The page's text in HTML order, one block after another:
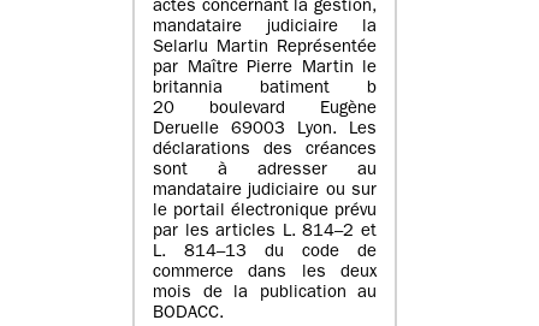
actes concernant la gestion,
mandataire judiciaire la
Selarlu Martin Représentée
par Maître Pierre Martin le
britannia batiment b
20 boulevard Eugène
Deruelle 69003 Lyon. Les
déclarations des créances
sont à adresser au
mandataire judiciaire ou sur
le portail électronique prévu
par les articles L. 814–2 et
L. 814–13 du code de
commerce dans les deux
mois de la publication au
BODACC.